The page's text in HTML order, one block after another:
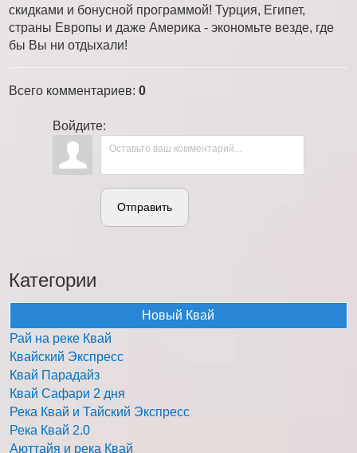
скидками и бонусной программой! Турция, Египет,
страны Европы и даже Америка - экономьте везде, где
бы Вы ни отдыхали!
Всего комментариев: 0
Войдите:
Отправить
Категории
Новый Квай
Рай на реке Квай
Квайский Экспресс
Квай Парадайз
Квай Сафари 2 дня
Река Квай и Тайский Экспресс
Река Квай 2.0
Аюттайя и река Квай